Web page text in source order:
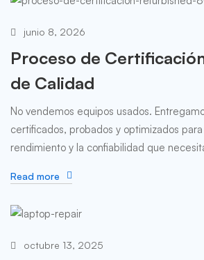
junio 8, 2026
Proceso de
de Calidad
No vendemos equipos usados.
certificados, probados y optimizados
rendimiento y la confiabilidad que
Read more
octubre 13, 2025